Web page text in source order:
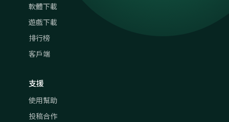
軟體下載
遊戲下載
排行榜
客戶端
支援
使用幫助
投稿合作